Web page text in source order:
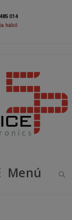
014
hábil
Menú